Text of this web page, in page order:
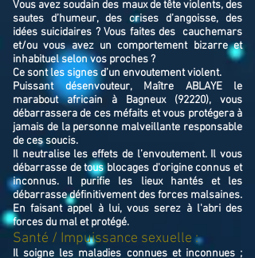
Vous avez soudain des maux de tête violents, des
sautes d’humeur, des crises d’angoisse, des
idées suicidaires ? Vous faites des cauchemars
et/ou vous avez un comportement bizarre et
inhabituel selon vos proches ?
Ce sont les signes d’un envoutement violent.
Puissant désenvouteur,
Maître ABLAYE
le
marabout africain à Bagneux (92220),
vous
débarrassera de ces méfaits et vous protégera à
jamais de la personne malveillante responsable
de ces soucis.
Il neutralise les effets de l’envoutement. Il vous
débarrasse de tous blocages d'origine connus et
inconnus. Il purifie les lieux hantés et les
débarrasse définitivement des forces malsaines.
En faisant appel à lui, vous serez à l'abri des
forces du mal et protégé.
Santé / Impuissance sexuelle :
Il soigne les maladies connues et inconnues ;